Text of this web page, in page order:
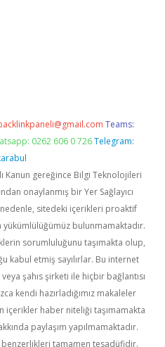
Teams:
0262 606 0 726 Telegram:
Kanun gereğince Bilgi Teknolojileri
onaylanmış bir Yer Sağlayıcı
sitedeki içerikleri proaktif
bulunmamaktadır.
sorumluluğunu taşımakta olup,
kabul etmiş sayılırlar. Bu internet
şahıs şirketi ile hiçbir bağlantısı
kendi hazırladığımız makaleler
içerikler haber niteliği taşımamakta
paylaşım yapılmamaktadır.
tamamen tesadüfidir.